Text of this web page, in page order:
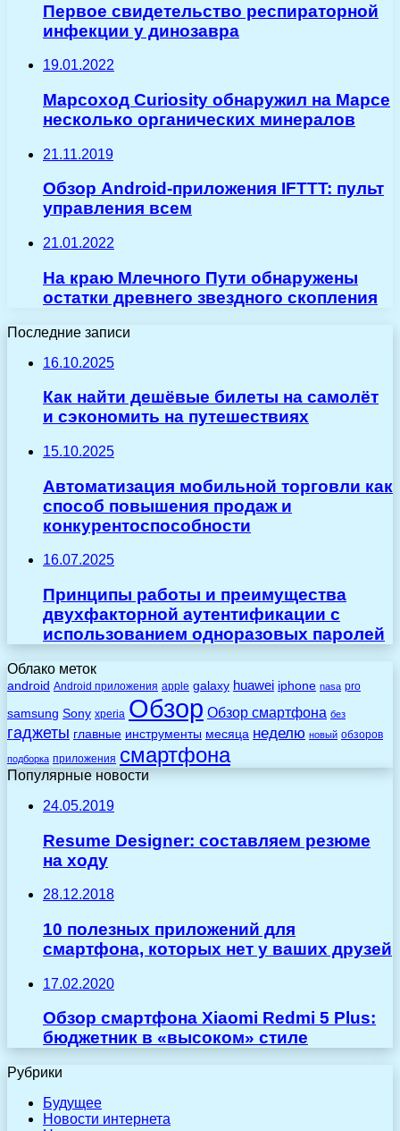
Первое свидетельство респираторной
инфекции у динозавра
19.01.2022
Марсоход Curiosity обнаружил на Марсе
несколько органических минералов
21.11.2019
Обзор Android-приложения IFTTT: пульт
управления всем
21.01.2022
На краю Млечного Пути обнаружены
остатки древнего звездного скопления
Последние записи
16.10.2025
Как найти дешёвые билеты на самолёт
и сэкономить на путешествиях
15.10.2025
Автоматизация мобильной торговли как
способ повышения продаж и
конкурентоспособности
16.07.2025
Принципы работы и преимущества
двухфакторной аутентификации с
использованием одноразовых паролей
Облако меток
android Android приложения apple galaxy huawei iphone nasa pro
samsung Sony xperia Обзор Обзор смартфона без
гаджеты главные инструменты месяца неделю новый обзоров
подборка приложения смартфона
Популярные новости
24.05.2019
Resume Designer: составляем резюме
на ходу
28.12.2018
10 полезных приложений для
смартфона, которых нет у ваших друзей
17.02.2020
Обзор смартфона Xiaomi Redmi 5 Plus:
бюджетник в «высоком» стиле
Рубрики
Будущее
Новости интернета